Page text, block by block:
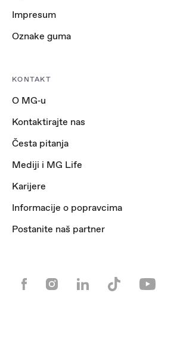
Impresum
Oznake guma
KONTAKT
O MG‑u
Kontaktirajte nas
Česta pitanja
Mediji i MG Life
Karijere
Informacije o popravcima
Postanite naš partner